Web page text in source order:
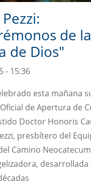
de la
de Dios"
- 15:36
esta mañana
de Apertura de
Doctor Honoris
presbítero del
Camino